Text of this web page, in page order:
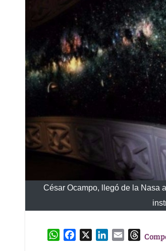
César Ocampo, llegó de la Nasa
W
T